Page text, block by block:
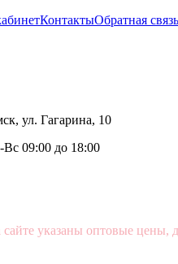
КонтактыОбратная связь
ул. Гагарина, 10
09:00 до 18:00
указаны оптовые цены,